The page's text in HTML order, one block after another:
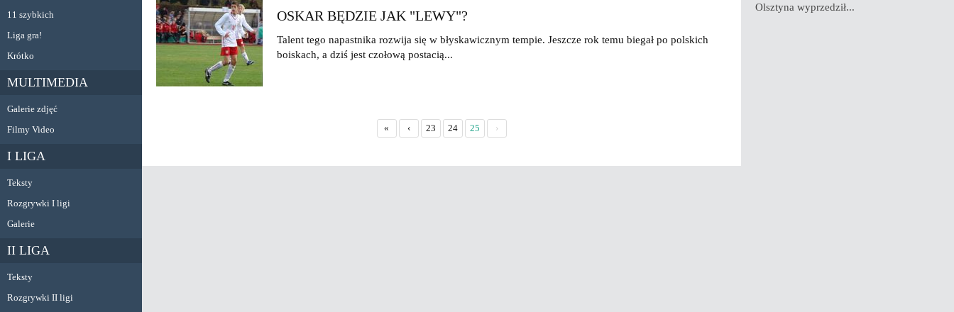
11 szybkich
Liga gra!
Krótko
MULTIMEDIA
Galerie zdjęć
Filmy Video
I LIGA
Teksty
Rozgrywki I ligi
Galerie
II LIGA
Teksty
Rozgrywki II ligi
OSKAR BĘDZIE JAK "LEWY"?
Talent tego napastnika rozwija się w błyskawicznym tempie. Jeszcze rok temu biegał po polskich
boiskach, a dziś jest czołową postacią...
« ‹ 23 24 25 ›
Olsztyna wyprzedził...